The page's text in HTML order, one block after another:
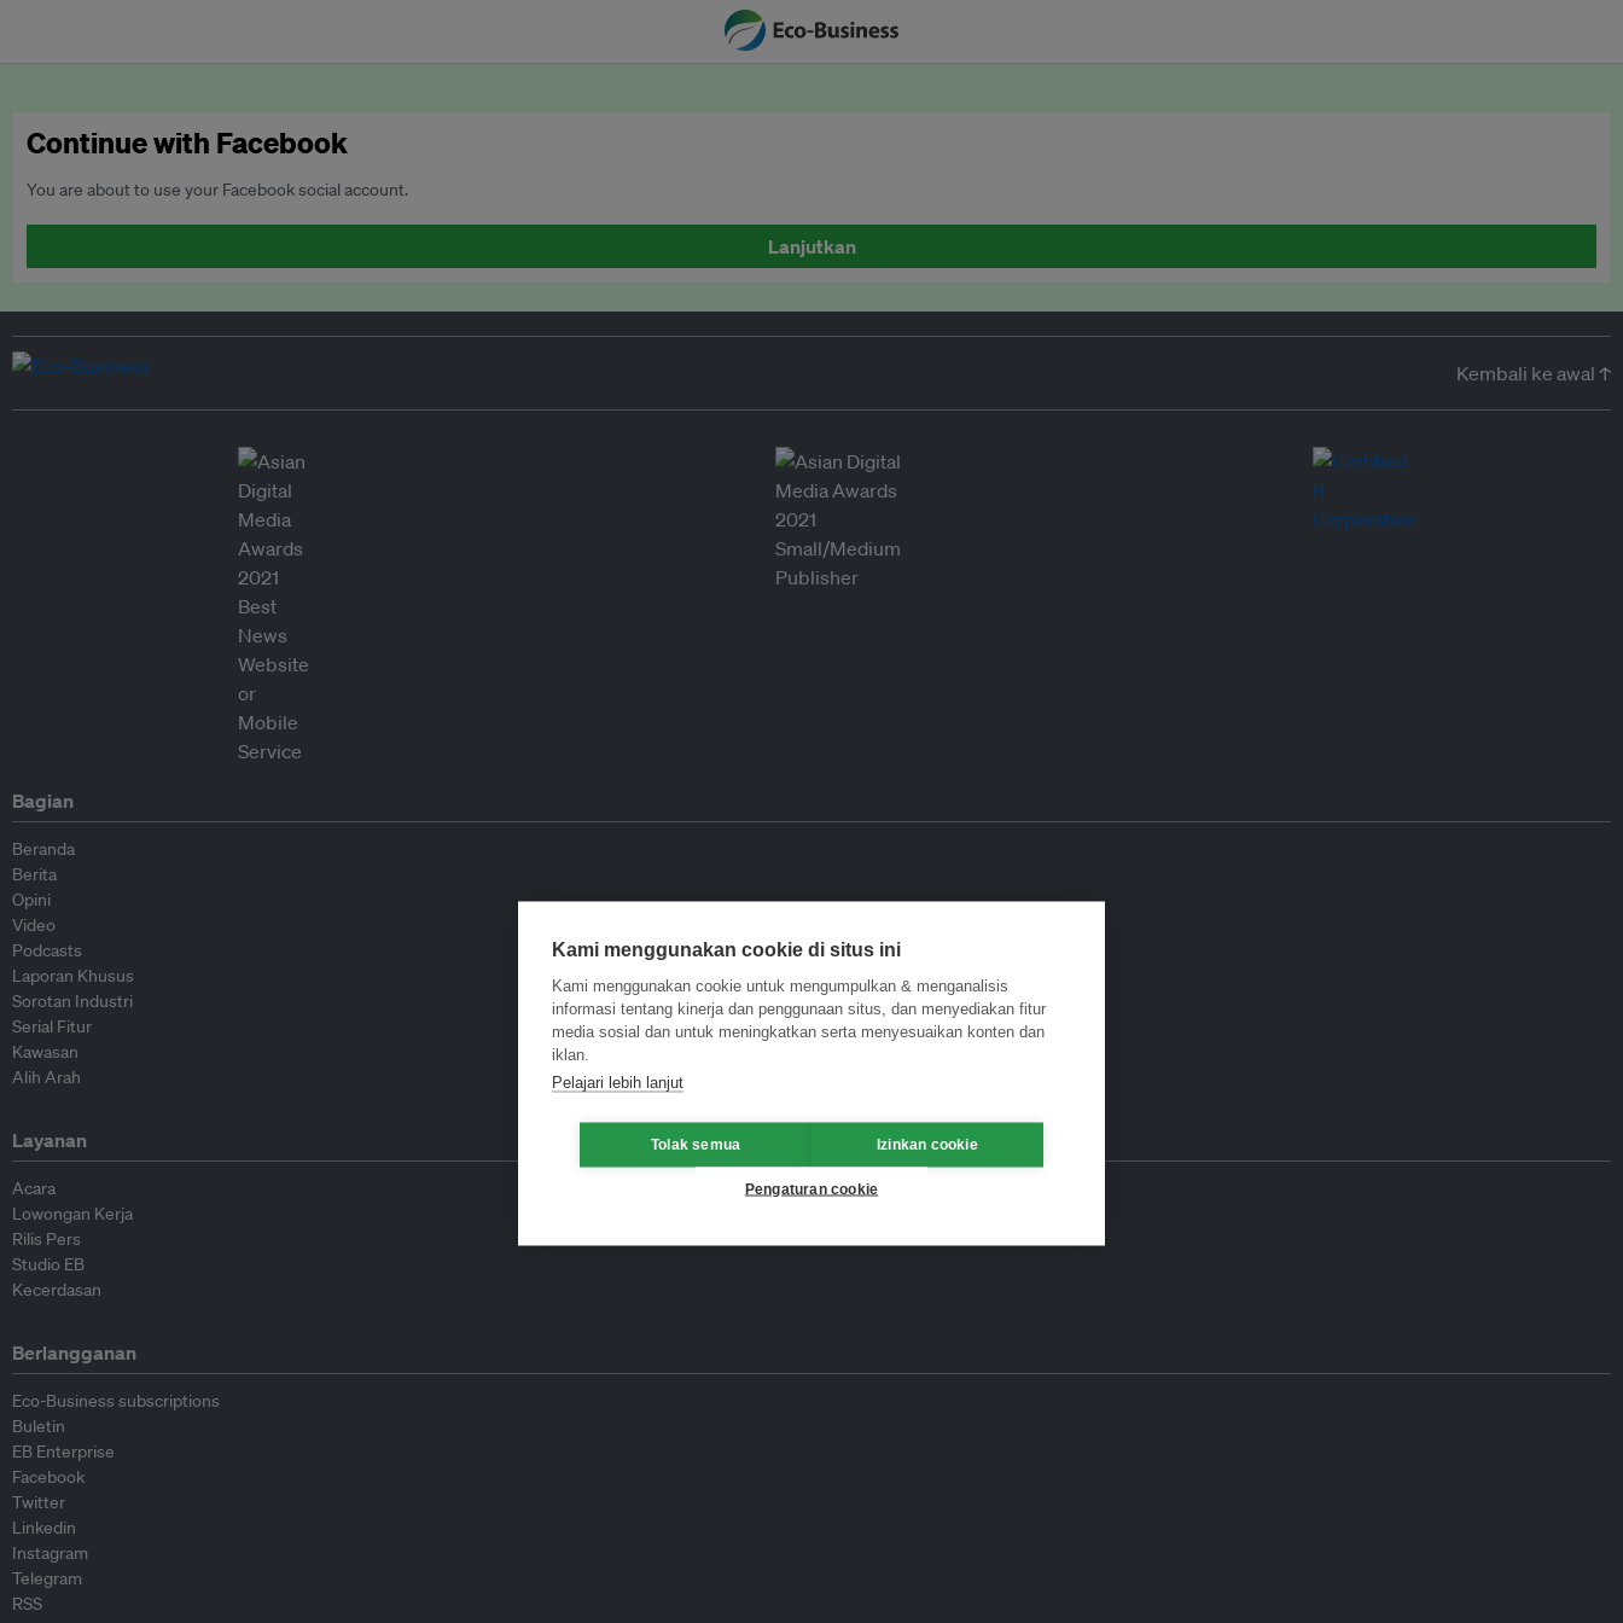
Continue with Facebook
You are about to use your Facebook social account.
Lanjutkan
Kembali ke awal ↑
Bagian
Beranda
Berita
Opini
Video
Podcasts
Laporan Khusus
Sorotan Industri
Serial Fitur
Kawasan
Alih Arah
Layanan
Acara
Lowongan Kerja
Rilis Pers
Studio EB
Kecerdasan
Berlangganan
Eco-Business subscriptions
Buletin
EB Enterprise
Facebook
Twitter
Linkedin
Instagram
Telegram
RSS
Kami menggunakan cookie di situs ini
Kami menggunakan cookie untuk mengumpulkan & menganalisis
informasi tentang kinerja dan penggunaan situs, dan menyediakan fitur
media sosial dan untuk meningkatkan serta menyesuaikan konten dan
iklan.
Pelajari lebih lanjut
Tolak semua Izinkan cookie
Pengaturan cookie